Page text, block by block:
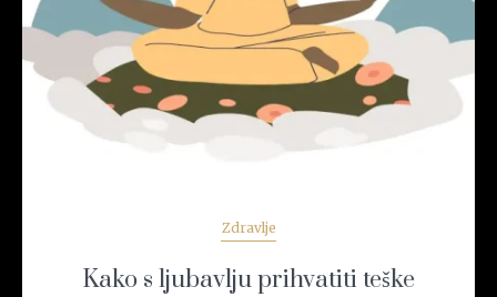
READ MORE
Zdravlje
Kako s ljubavlju prihvatiti teške